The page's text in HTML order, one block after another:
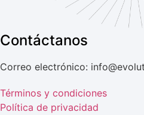
Contáctanos
Correo electrónico:
Términos y condiciones
Política de privacidad